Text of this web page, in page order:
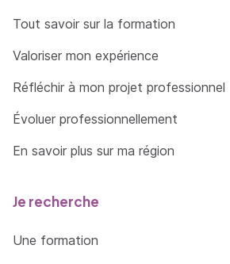
Tout savoir sur la formation
Valoriser mon expérience
Réfléchir à mon projet professionnel
Évoluer professionnellement
En savoir plus sur ma région
Je recherche
Une formation